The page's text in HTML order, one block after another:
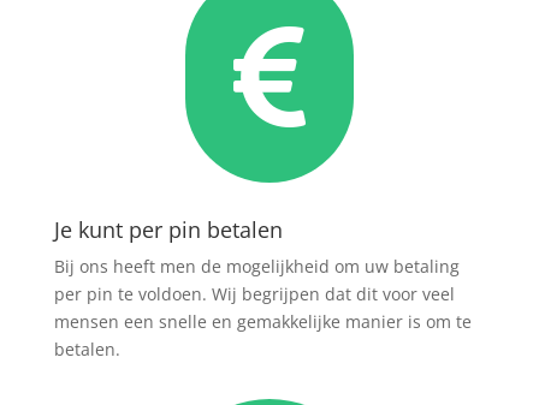

Je kunt per pin betalen
Bij ons heeft men de mogelijkheid om uw betaling
per pin te voldoen. Wij begrijpen dat dit voor veel
mensen een snelle en gemakkelijke manier is om te
betalen.